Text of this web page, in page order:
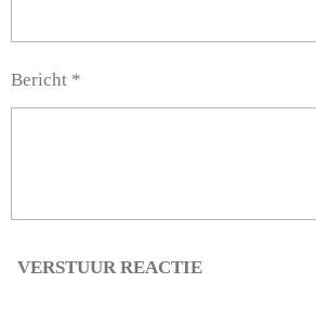
Bericht *
VERSTUUR REACTIE